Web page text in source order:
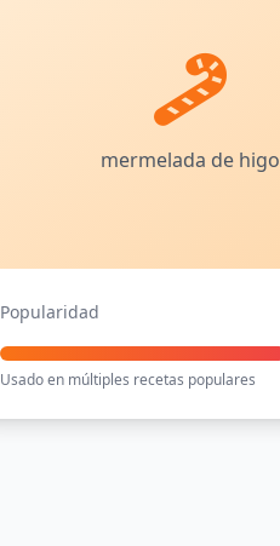
mermelada de higo
Popularidad
Usado en múltiples recetas populares